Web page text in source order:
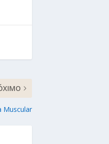
Muscular